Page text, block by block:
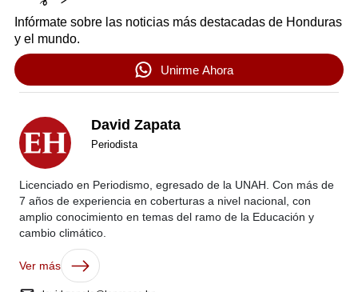
Infórmate sobre las noticias más destacadas de Honduras
y el mundo.
Unirme Ahora
David Zapata
Periodista
Licenciado en Periodismo, egresado de la UNAH. Con más de
7 años de experiencia en coberturas a nivel nacional, con
amplio conocimiento en temas del ramo de la Educación y
cambio climático.
Ver más